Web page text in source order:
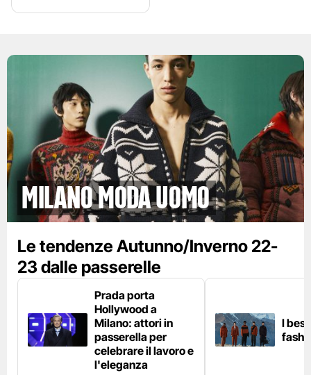
Milano Moda Uomo
Le tendenze Autunno/Inverno 22-
23 dalle passerelle
Prada porta
Hollywood a
Milano: attori in
passerella per
celebrare il lavoro e
l'eleganza
I